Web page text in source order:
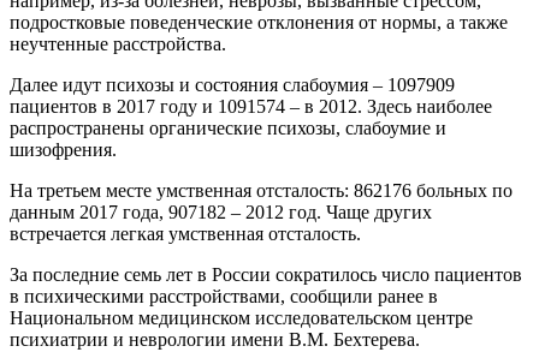
подростковые поведенческие отклонения от нормы, а также
неучтенные расстройства.
Далее идут психозы и состояния слабоумия – 1097909
пациентов в 2017 году и 1091574 – в 2012. Здесь наиболее
распространены органические психозы, слабоумие и
шизофрения.
На третьем месте умственная отсталость: 862176 больных по
данным 2017 года, 907182 – 2012 год. Чаще других
встречается легкая умственная отсталость.
За последние семь лет в России сократилось число пациентов
в психическими расстройствами, сообщили ранее в
Национальном медицинском исследовательском центре
психиатрии и неврологии имени В.М. Бехтерева.